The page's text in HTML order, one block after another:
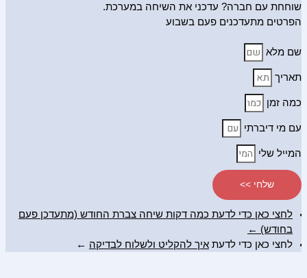
שוחחת עם חברה? עדכני את השיחה במערכת.
הפרטים מתעדכנים פעם בשבוע
שם מלא
תאריך
כמה זמן
עם מי דיברתי
המייל שלי
שלחי >>
לחצי כאן כדי לדעת כמה דקות שיחה צברת החודש (מתעדכן פעם
בחודש) ←
לחצי כאן כדי לדעת איך להקליט ולשלוח לבדיקה ←